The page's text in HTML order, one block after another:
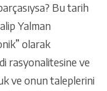
Bu tarih
Yalman
olarak
rasyonalitesine ve
ve onun taleplerini